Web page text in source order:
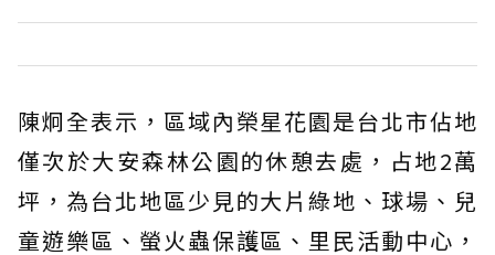
陳炯全表示，區域內榮星花園是台北市佔地
僅次於大安森林公園的休憩去處，占地2萬
坪，為台北地區少見的大片綠地、球場、兒
童遊樂區、螢火蟲保護區、里民活動中心，